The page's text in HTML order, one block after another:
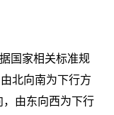
国家相关标准规
北向南为下行方
由东向西为下行